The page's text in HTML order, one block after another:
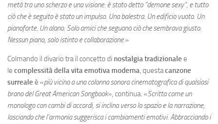
metà tra uno scherzo e una visione: è stato detto “demone sexy”, e tutto
ciò che è seguito è stato un impulso. Una balestra. Un edificio vuoto. Un
pianoforte. Un alano. Solo amici che seguono ciò che sembrava giusto.
Nessun piano, solo istinto e collaborazione.»
Colmando il divario tra il concetto di nostalgia tradizionale e
le complessità della vita emotiva moderna, questacanzone
surreale è «più vicina a una colonna sonora cinematografica di qualsiasi
brano del Great American Songbook», continua. «Scritta come un
monologo con cambi di accordi, si inclina verso lo spazio e la narrazione,
lasciando che l’armonia suggerisca i cambiamenti emotivi. Abbracciando i